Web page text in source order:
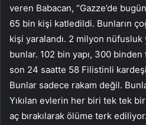
veren Babacan, “Gazze’de
65 bin kişi katledildi. Bunların
kişi yaralandı. 2 milyon
bunlar. 102 bin yapı, 300 binden
son 24 saatte 58 Filistinli
Bunlar sadece rakam değil.
Yıkılan evlerin her biri tek tek
aç bırakılarak ölüme terk